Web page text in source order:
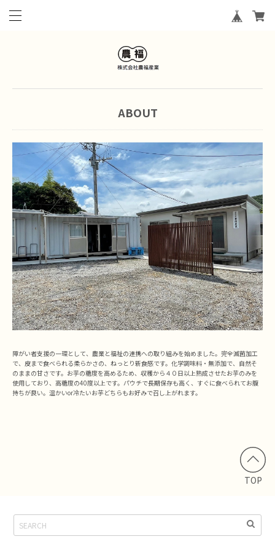
ABOUT
障がい者支援の一環として、農業と福祉の連携への取り組みを始めました。完全滅菌加工
で、皮まで食べられる柔らかさの、ねっとり新食感です。化学調味料・無添加で、自然そ
のままの甘さです。お芋の糖度を高めるため、収穫から４０日以上熟成させたお芋のみを
使用しており、高糖度の40度以上です。パウチで長期保存も高く、すぐに食べられてお腹
持ちが良い。温かいor冷たいお芋どちらもお好みで召し上がれます。
TOP